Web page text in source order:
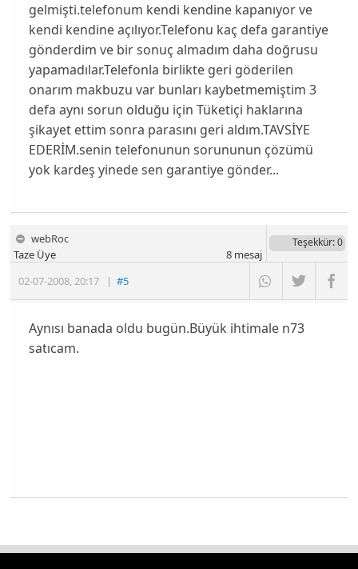
gelmişti.telefonum kendi kendine kapanıyor ve
kendi kendine açılıyor.Telefonu kaç defa garantiye
gönderdim ve bir sonuç almadım daha doğrusu
yapamadılar.Telefonla birlikte geri göderilen
onarım makbuzu var bunları kaybetmemiştim 3
defa aynı sorun olduğu için Tüketiçi haklarına
şikayet ettim sonra parasını geri aldım.TAVSİYE
EDERİM.senin telefonunun sorununun çözümü
yok kardeş yinede sen garantiye gönder...
webRoc
02-07-2008,20:17 |#5
Taze Üye
Teşekkür: 0
8mesaj
Aynısı banada oldu bugün.Büyük ihtimale n73
satıcam.